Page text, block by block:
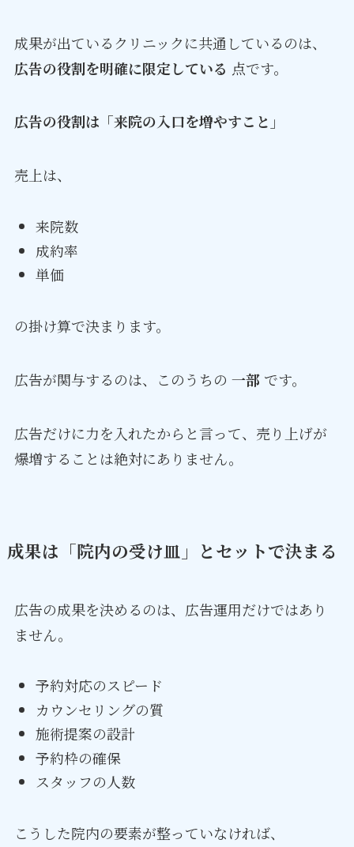
成果が出ているクリニックに共通しているのは、
広告の役割を明確に限定している 点です。
広告の役割は「来院の入口を増やすこと」
売上は、
来院数
成約率
単価
の掛け算で決まります。
広告が関与するのは、このうちの 一部です。
広告だけに力を入れたからと言って、売り上げが
爆増することは絶対にありません。
成果は「院内の受け皿」とセットで決まる
広告の成果を決めるのは、広告運用だけではあり
ません。
予約対応のスピード
カウンセリングの質
施術提案の設計
予約枠の確保
スタッフの人数
こうした院内の要素が整っていなければ、